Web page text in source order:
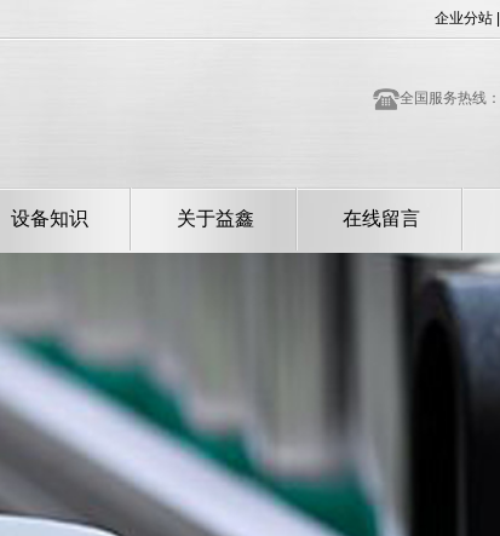
企业分站
全国服务热线：
设备知识
行业新闻
技术中心
关于益鑫
厂容厂貌
企业风采
我们的服务
在线留言